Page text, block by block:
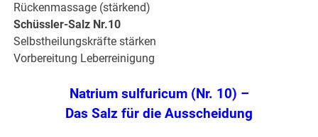
Rückenmassage (stärkend)
Schüssler-Salz Nr.10
Selbstheilungskräfte stärken
Vorbereitung Leberreinigung
Natrium sulfuricum (Nr. 10) –
Das Salz für die Ausscheidung